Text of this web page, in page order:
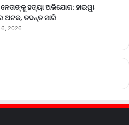
ହତ୍ୟା ଅଭିଯୋଗ: ହାଇୱା
ଅଟକ, ତଦନ୍ତ ଜାରି
6, 2026